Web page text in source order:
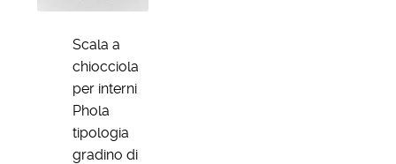
Scala a
chiocciola
per interni
Phola
tipologia
gradino di